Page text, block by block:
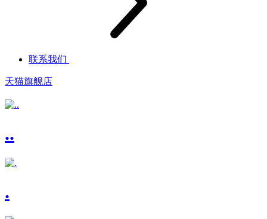
联系我们
天猫旗舰店
..
.